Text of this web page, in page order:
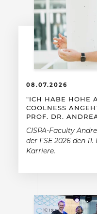
08.07.2026
"ICH HABE HOHE
COOLNESS
PROF. DR.
CISPA-Faculty
der FSE 2026 den
Karriere.